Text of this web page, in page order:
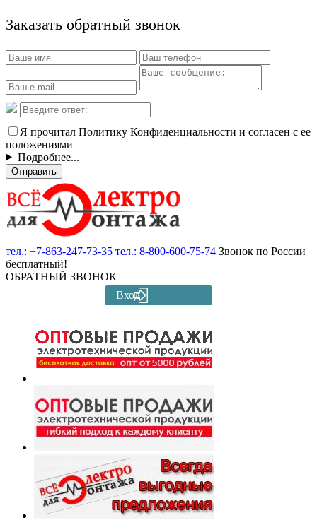
Заказать обратный звонок
Я прочитал Политику Конфиденциальности и согласен с ее
положениями
Подробнее...
Отправить
тел.: +7-863-247-73-35 тел.: 8-800-600-75-74 Звонок по России
бесплатный!
ОБРАТНЫЙ ЗВОНОК
Вход